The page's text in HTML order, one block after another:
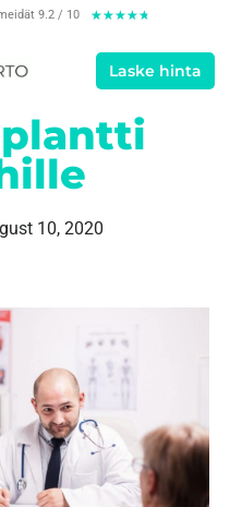
9.2 / 10 ★★★★★
Laske hinta
10, 2020